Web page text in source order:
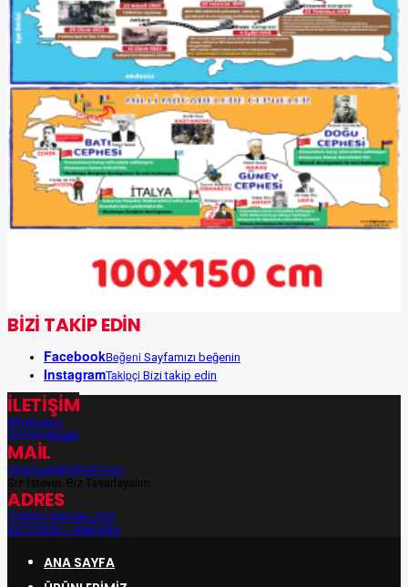
BİZİ TAKİP EDİN
FacebookBeğeni Sayfamızı beğenin
InstagramTakipçi Bizi takip edin
İLETİŞİM
Whatsapp
05335443908
MAİL
bilgirozet@gmail.com
Siz İsteyin, Biz Tasarlayalım
ADRES
UYANIŞ MAHALLESİ
KEÇİÖREN / ANKARA
ANA SAYFA